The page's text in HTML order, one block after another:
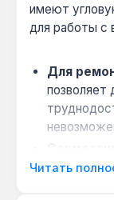
имеют
для работы с
Для
позволяет
Читать